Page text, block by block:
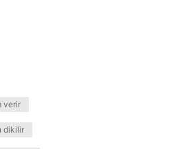
verir
dikilir